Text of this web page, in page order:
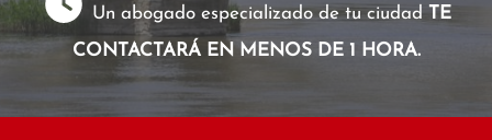
Un abogado especializado de tu ciudadTE
CONTACTARÁ EN MENOS DE 1 HORA.